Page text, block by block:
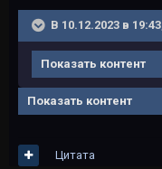
В 10.12.2023 в
Показать контент
Показать контент
Цитата